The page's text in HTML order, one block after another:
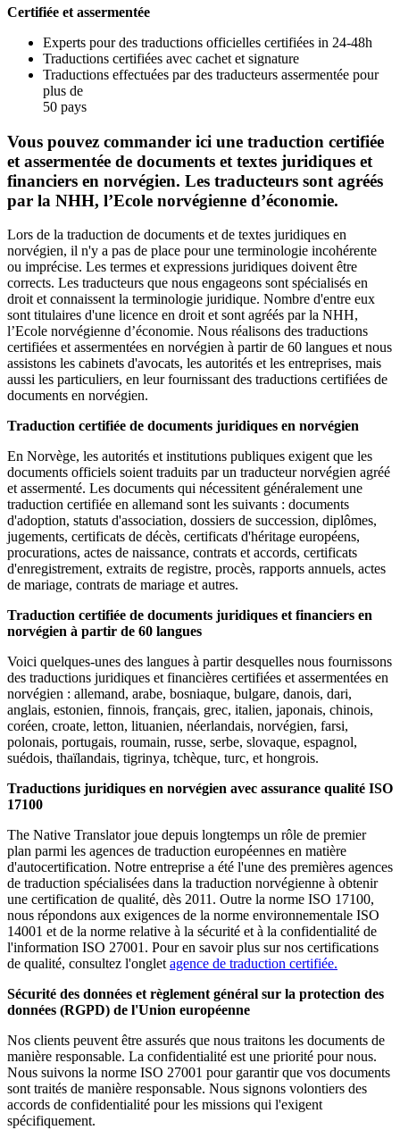
Certifiée et assermentée
Experts pour des traductions officielles certifiées in 24-48h
Traductions certifiées avec cachet et signature
Traductions effectuées par des traducteurs assermentée pour
plus de
50 pays
Vous pouvez commander ici une traduction certifiée
et assermentée de documents et textes juridiques et
financiers en norvégien. Les traducteurs sont agréés
par la NHH, l’Ecole norvégienne d’économie.
Lors de la traduction de documents et de textes juridiques en
norvégien, il n'y a pas de place pour une terminologie incohérente
ou imprécise. Les termes et expressions juridiques doivent être
corrects. Les traducteurs que nous engageons sont spécialisés en
droit et connaissent la terminologie juridique. Nombre d'entre eux
sont titulaires d'une licence en droit et sont agréés par la NHH,
l’Ecole norvégienne d’économie. Nous réalisons des traductions
certifiées et assermentées en norvégien à partir de 60 langues et nous
assistons les cabinets d'avocats, les autorités et les entreprises, mais
aussi les particuliers, en leur fournissant des traductions certifiées de
documents en norvégien.
Traduction certifiée de documents juridiques en norvégien
En Norvège, les autorités et institutions publiques exigent que les
documents officiels soient traduits par un traducteur norvégien agréé
et assermenté. Les documents qui nécessitent généralement une
traduction certifiée en allemand sont les suivants : documents
d'adoption, statuts d'association, dossiers de succession, diplômes,
jugements, certificats de décès, certificats d'héritage européens,
procurations, actes de naissance, contrats et accords, certificats
d'enregistrement, extraits de registre, procès, rapports annuels, actes
de mariage, contrats de mariage et autres.
Traduction certifiée de documents juridiques et financiers en
norvégien à partir de 60 langues
Voici quelques-unes des langues à partir desquelles nous fournissons
des traductions juridiques et financières certifiées et assermentées en
norvégien : allemand, arabe, bosniaque, bulgare, danois, dari,
anglais, estonien, finnois, français, grec, italien, japonais, chinois,
coréen, croate, letton, lituanien, néerlandais, norvégien, farsi,
polonais, portugais, roumain, russe, serbe, slovaque, espagnol,
suédois, thaïlandais, tigrinya, tchèque, turc, et hongrois.
Traductions juridiques en norvégien avec assurance qualité ISO
17100
The Native Translator joue depuis longtemps un rôle de premier
plan parmi les agences de traduction européennes en matière
d'autocertification. Notre entreprise a été l'une des premières agences
de traduction spécialisées dans la traduction norvégienne à obtenir
une certification de qualité, dès 2011. Outre la norme ISO 17100,
nous répondons aux exigences de la norme environnementale ISO
14001 et de la norme relative à la sécurité et à la confidentialité de
l'information ISO 27001. Pour en savoir plus sur nos certifications
de qualité, consultez l'onglet agence de traduction certifiée.
Sécurité des données et règlement général sur la protection des
données (RGPD) de l'Union européenne
Nos clients peuvent être assurés que nous traitons les documents de
manière responsable. La confidentialité est une priorité pour nous.
Nous suivons la norme ISO 27001 pour garantir que vos documents
sont traités de manière responsable. Nous signons volontiers des
accords de confidentialité pour les missions qui l'exigent
spécifiquement.